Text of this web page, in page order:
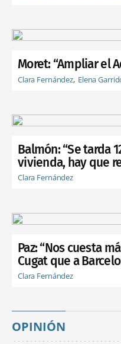
Moret: “Ampliar el
Clara Fernández Elena
Balmón: “Se tarda
vivienda, hay que
Clara Fernández
Paz: “Nos cuesta
Cugat que a
Clara Fernández
OPINIÓN